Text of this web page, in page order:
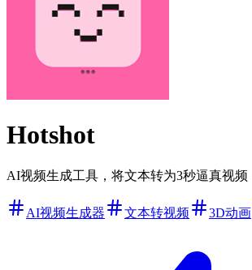
Hotshot
AI视频生成工具，将文本转为3秒逼真视频
AI视频生成器 文本转视频 3D动画